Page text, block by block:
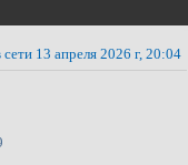
13 апреля 2026 г, 20:04